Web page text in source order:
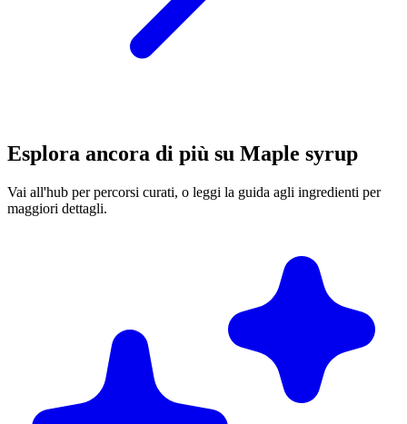
Esplora ancora di più su Maple syrup
Vai all'hub per percorsi curati, o leggi la guida agli ingredienti per
maggiori dettagli.